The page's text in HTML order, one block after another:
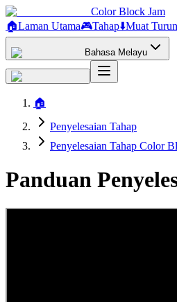
Color Block Jam
🏠Laman Utama🎮Tahap⬇️Muat Turun
Bahasa Melayu
🏠
Penyelesaian Tahap
Penyelesaian Tahap Color
Panduan